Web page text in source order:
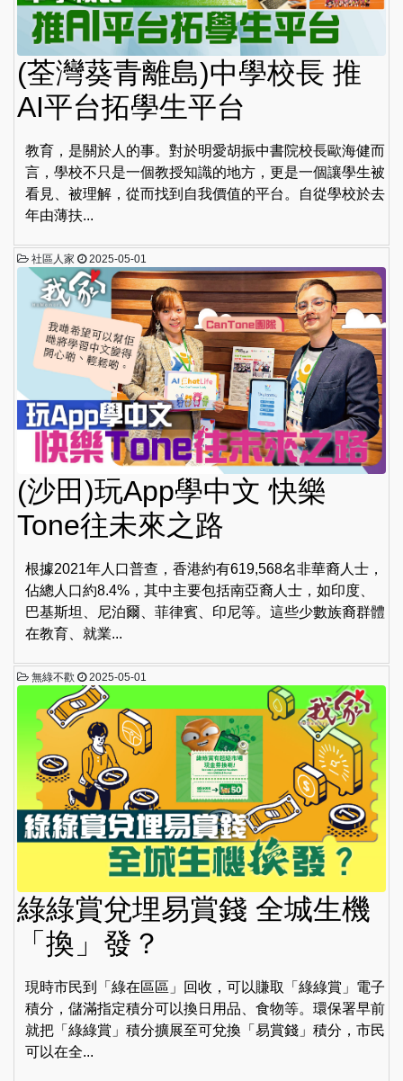
(荃灣葵青離島)中學校長 推
AI平台拓學生平台
教育，是關於人的事。對於明愛胡振中書院校長歐海健而
言，學校不只是一個教授知識的地方，更是一個讓學生被
看見、被理解，從而找到自我價值的平台。自從學校於去
年由薄扶...
社區人家 2025-05-01
(沙田)玩App學中文 快樂
Tone往未來之路
根據2021年人口普查，香港約有619,568名非華裔人士，
佔總人口約8.4%，其中主要包括南亞裔人士，如印度、
巴基斯坦、尼泊爾、菲律賓、印尼等。這些少數族裔群體
在教育、就業...
無綠不歡 2025-05-01
綠綠賞兌埋易賞錢 全城生機
「換」發？
現時市民到「綠在區區」回收，可以賺取「綠綠賞」電子
積分，儲滿指定積分可以換日用品、食物等。環保署早前
就把「綠綠賞」積分擴展至可兌換「易賞錢」積分，市民
可以在全...